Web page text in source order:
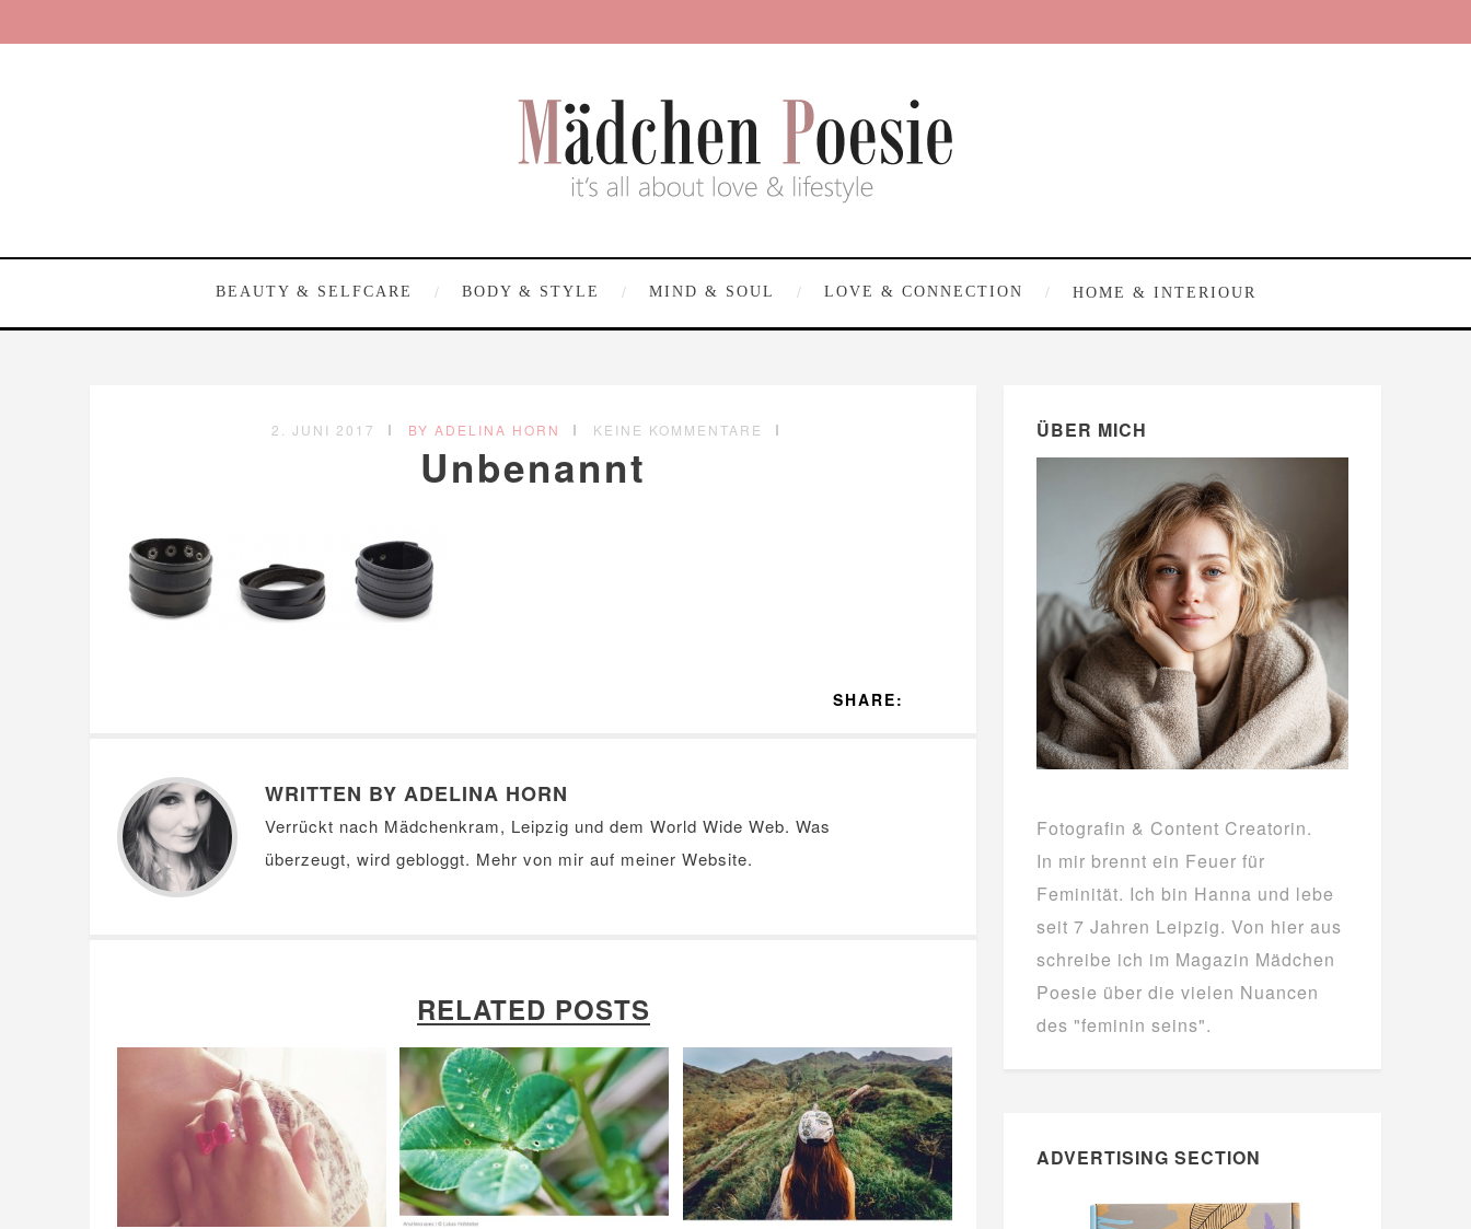
BEAUTY & SELFCARE BODY & STYLE MIND & SOUL LOVE & CONNECTION HOME & INTERIOUR
2. JUNI 2017 BY ADELINA HORN KEINE KOMMENTARE
Unbenannt
SHARE:
WRITTEN BY ADELINA HORN
Verrückt nach Mädchenkram, Leipzig und dem World Wide Web. Was
überzeugt, wird gebloggt. Mehr von mir auf meiner Website.
RELATED POSTS
ÜBER MICH
Fotografin & Content Creatorin.
In mir brennt ein Feuer für
Feminität. Ich bin Hanna und lebe
seit 7 Jahren Leipzig. Von hier aus
schreibe ich im Magazin Mädchen
Poesie über die vielen Nuancen
des "feminin seins".
ADVERTISING SECTION